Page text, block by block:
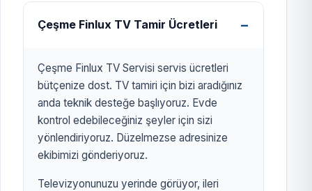
Çeşme Finlux TV Tamir Ücretleri
Çeşme Finlux TV Servisi servis ücretleri
bütçenize dost. TV tamiri için bizi aradığınız
anda teknik desteğe başlıyoruz. Evde
kontrol edebileceğiniz şeyler için sizi
yönlendiriyoruz. Düzelmezse adresinize
ekibimizi gönderiyoruz.
Televizyonunuzu yerinde görüyor, ileri